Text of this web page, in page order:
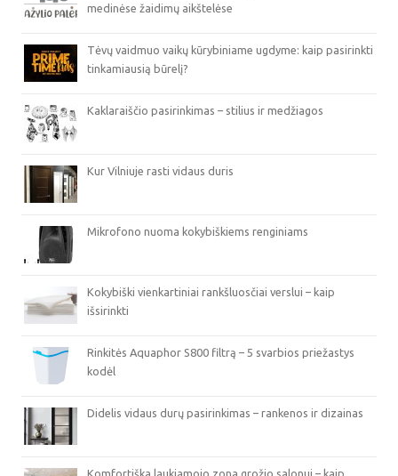
medinėse žaidimų aikštelėse
Tėvų vaidmuo vaikų kūrybiniame ugdyme: kaip pasirinkti
tinkamiausią būrelį?
Kaklaraiščio pasirinkimas – stilius ir medžiagos
Kur Vilniuje rasti vidaus duris
Mikrofono nuoma kokybiškiems renginiams
Kokybiški vienkartiniai rankšluosčiai verslui – kaip
išsirinkti
Rinkitės Aquaphor S800 filtrą – 5 svarbios priežastys
kodėl
Didelis vidaus durų pasirinkimas – rankenos ir dizainas
Komfortiška laukiamojo zona grožio salonui – kaip